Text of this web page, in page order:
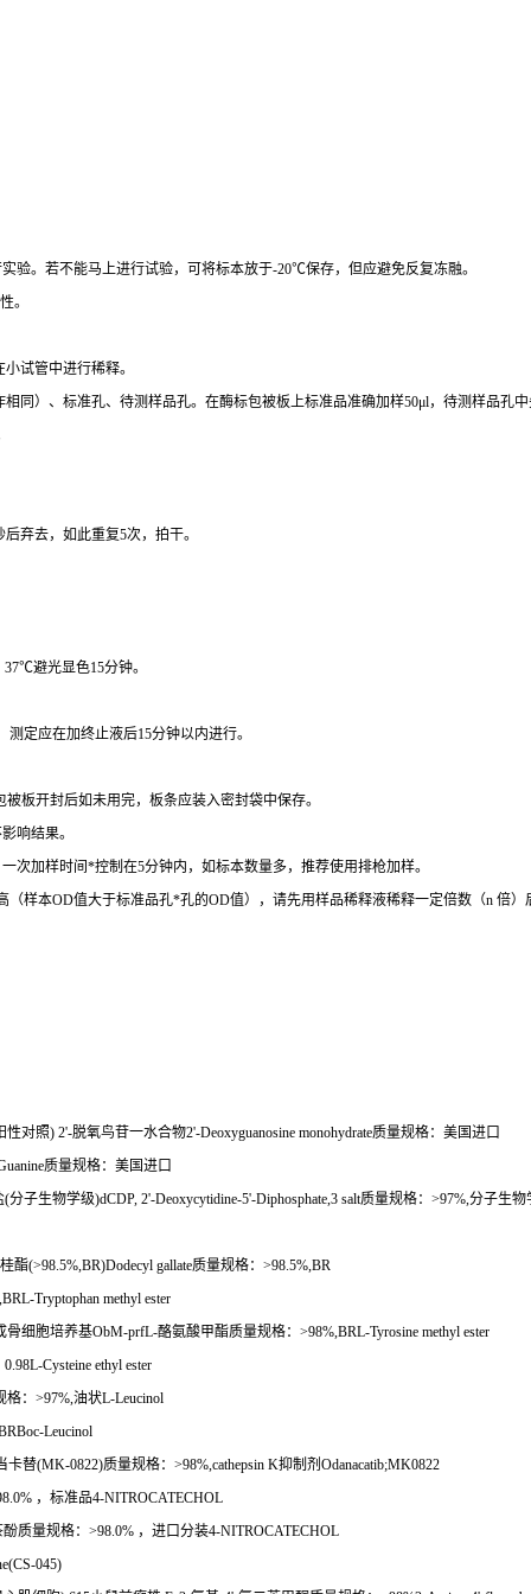
验。若不能马上进行试验，可将标本放于-20℃保存，但应避免反复冻融。
。
试管中进行稀释。
同）、标准孔、待测样品孔。在酶标包被板上标准品准确加样50μl，待测样品孔
后弃去，如此重复5次，拍干。
37℃避光显色15分钟。
测定应在加终止液后15分钟以内进行。
板开封后如未用完，板条应装入密封袋中保存。
响结果。
次加样时间*控制在5分钟内，如标本数量多，推荐使用排枪加样。
（样本OD值大于标准品孔*孔的OD值），请先用样品稀释液稀释一定倍数（n 倍）
性对照) 2'-脱氧鸟苷一水合物2'-Deoxyguanosine monohydrate质量规格：美国进口
质量规格：美国进口
(分子生物学级)dCDP, 2'-Deoxycytidine-5'-Diphosphate,3 salt质量规格： >97%, 分子生物
酯(>98.5%,BR)Dodecyl gallate质量规格： >98.5%,BR
Tryptophan methyl ester
骨细胞培养基ObM-prfL-酪氨酸甲酯质量规格： >98%,BRL-Tyrosine methyl ester
0.98L-Cysteine ethyl ester
： >97%, 油状L-Leucinol
Leucinol
卡替(MK-0822)质量规格： >98%,cathepsin K抑制剂 Odanacatib;MK0822
，标准品4-NITROCATECHOL
质量规格： >98.0% ，进口分装4-NITROCATECHOL
045)